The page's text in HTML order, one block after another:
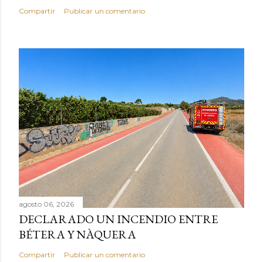
Compartir Publicar un comentario
agosto 06, 2026
DECLARADO UN INCENDIO ENTRE
BÉTERA Y NÀQUERA
Compartir Publicar un comentario